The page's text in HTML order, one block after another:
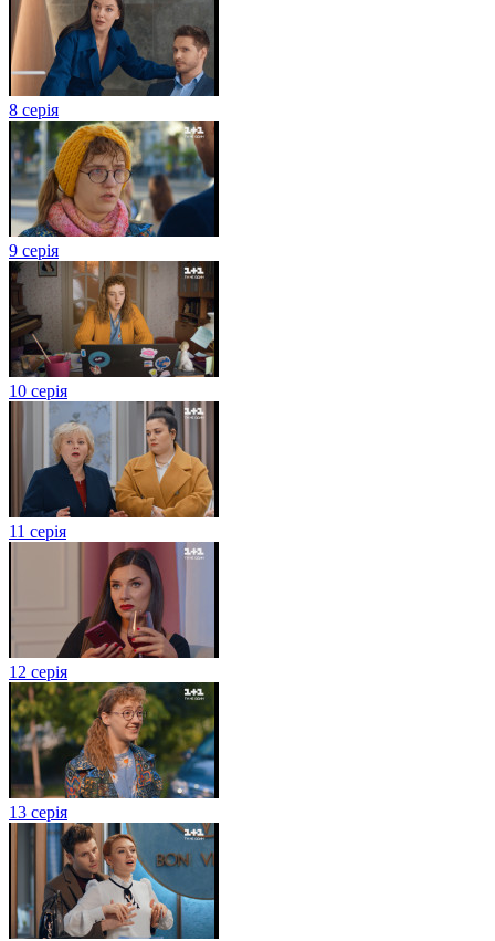
8 серія
9 серія
10 серія
11 серія
12 серія
13 серія